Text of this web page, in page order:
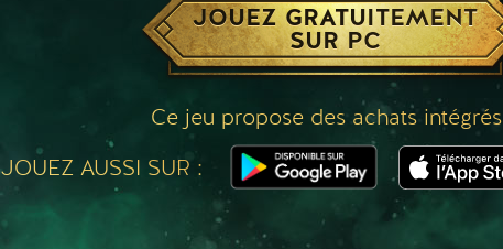
JOUEZ GRATUITEMENT
SUR PC
Ce jeu propose des achats intégrés
JOUEZ AUSSI SUR :